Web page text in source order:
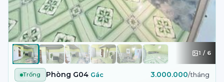
1 / 6
Trống Phòng G04 Gác 3.000.000/tháng